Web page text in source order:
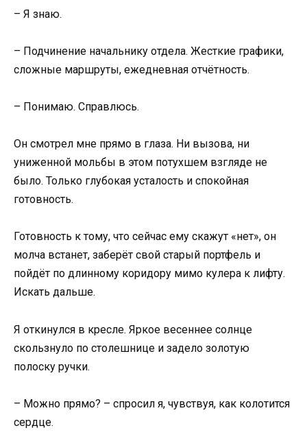
– Я знаю.
– Подчинение начальнику отдела. Жесткие графики,
сложные маршруты, ежедневная отчётность.
– Понимаю. Справлюсь.
Он смотрел мне прямо в глаза. Ни вызова, ни
униженной мольбы в этом потухшем взгляде не
было. Только глубокая усталость и спокойная
готовность.
Готовность к тому, что сейчас ему скажут «нет», он
молча встанет, заберёт свой старый портфель и
пойдёт по длинному коридору мимо кулера к лифту.
Искать дальше.
Я откинулся в кресле. Яркое весеннее солнце
скользнуло по столешнице и задело золотую
полоску ручки.
– Можно прямо? – спросил я, чувствуя, как колотится
сердце.